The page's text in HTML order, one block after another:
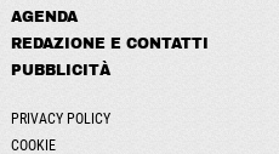
AGENDA
REDAZIONE E CONTATTI
PUBBLICITÀ
PRIVACY POLICY
COOKIE